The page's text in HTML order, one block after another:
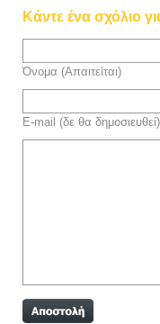
Κάντε ένα σχόλιο
Όνομα (Απαιτείται)
E-mail (δε θα δημοσιευθεί)